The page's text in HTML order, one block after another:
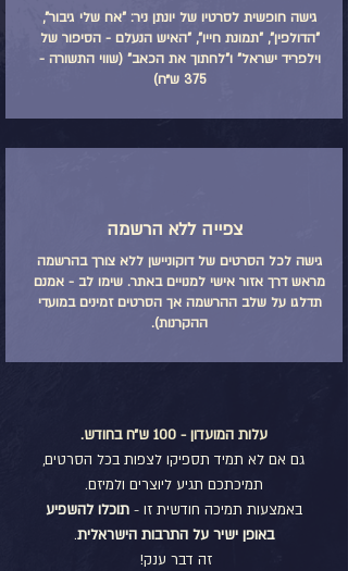
גישה חופשית לסרטיו של יונתן ניר: "אח שלי גיבור",
"הדולפין", "תמונת חייו", "האיש הנעלם - הסיפור של
וילפריד ישראל" ו"לחתוך את הכאב" (שווי התשורה -
375 ש״ח)
צפייה ללא הרשמה
גישה לכל הסרטים של דוקוניישן ללא צורך בהרשמה
מראש דרך אזור אישי למנויים באתר. שימו לב - אמנם
תדלגו על שלב ההרשמה אך הסרטים זמינים במועדי
ההקרנות).
עלות המועדון - 100 ש״ח בחודש.
גם אם לא תמיד תספיקו לצפות בכל הסרטים,
תמיכתכם תגיע ליוצרים ולמיזם.
באמצעות תמיכה חודשית זו -תוכלו להשפיע
באופן ישיר על התרבות הישראלית.
זה דבר ענק!